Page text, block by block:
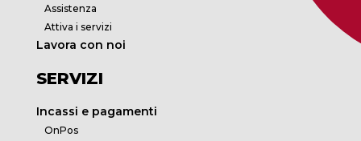
Assistenza
Attiva i servizi
Lavora con noi
SERVIZI
Incassi e pagamenti
OnPos